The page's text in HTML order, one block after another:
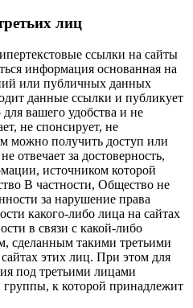
лиц
ссылки на сайты
информация основанная на
или публичных данных
данные ссылки и публикует
вашего удобства и не
не спонсирует, не
можно получить доступ или
отвечает за достоверность,
источником которой
В частности, Общество не
за нарушение права
какого-либо лица на сайтах
в связи с какой-либо
сделанным такими третьими
этих лиц. При этом для
под третьими лицами
к которой принадлежит